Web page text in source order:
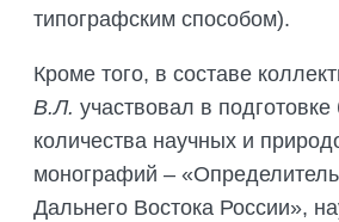
типографским способом).
Кроме того, в составе
В.Л. участвовал в
количества научных и
монографий –
Дальнего Востока России»,